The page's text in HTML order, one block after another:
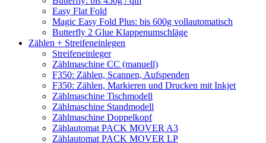
Easy Flat Fold
Magic Easy Fold Plus: bis 600g vollautomatisch
Butterfly 2 Glue Klappenumschläge
Zählen + Streifeneinlegen
Streifeneinleger
Zählmaschine CC (manuell)
F350: Zählen, Scannen, Aufspenden
F350: Zählen, Markieren und Drucken mit Inkjet
Zählmaschine Tischmodell
Zählmaschine Standmodell
Zählmaschine Doppelkopf
Zählautomat PACK MOVER A3
Zählautomat PACK MOVER LP